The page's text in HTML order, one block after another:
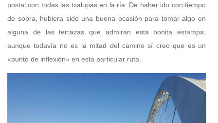
postal con todas las txalupas en la ría. De haber ido con tiempo
de sobra, hubiera sido una buena ocasión para tomar algo en
alguna de las terrazas que admiran esta bonita estampa;
aunque todavía no es la mitad del camino sí creo que es un
«punto de inflexión» en esta particular ruta.